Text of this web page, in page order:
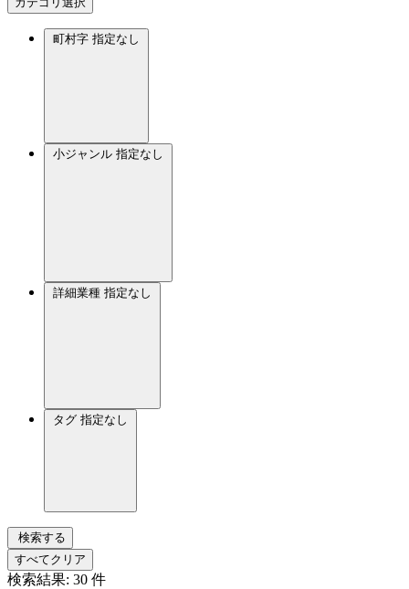
町村字 指定なし
小ジャンル 指定なし
詳細業種 指定なし
タグ 指定なし
検索する
すべてクリア
検索結果: 30 件